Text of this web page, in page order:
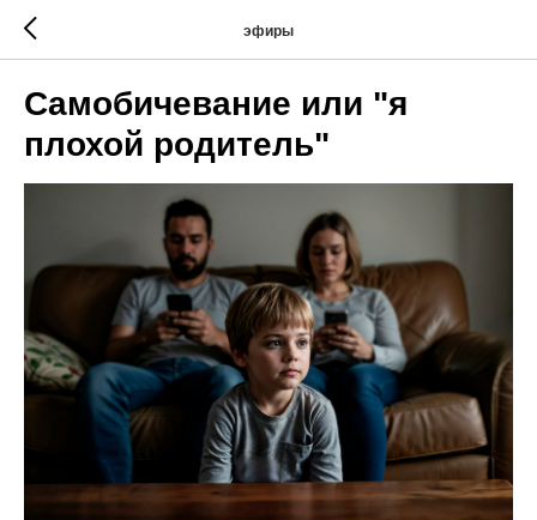
эфиры
Самобичевание или "я
плохой родитель"